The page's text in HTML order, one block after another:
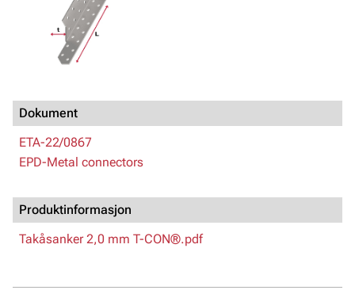
Dokument
ETA-22/0867
EPD-Metal connectors
Produktinformasjon
Takåsanker 2,0 mm T-CON®.pdf